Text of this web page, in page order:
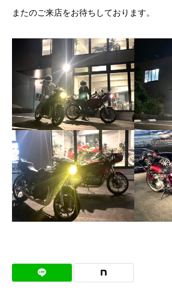
またのご来店をお待ちしております。